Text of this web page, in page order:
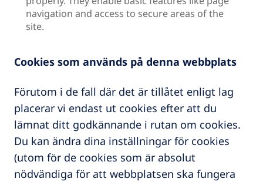
navigation and access to secure areas of the
site.
Cookies som används på denna webbplats
Förutom i de fall där det är tillåtet enligt lag
placerar vi endast ut cookies efter att du
lämnat ditt godkännande i rutan om cookies.
Du kan ändra dina inställningar för cookies
(utom för de cookies som är absolut
nödvändiga för att webbplatsen ska fungera